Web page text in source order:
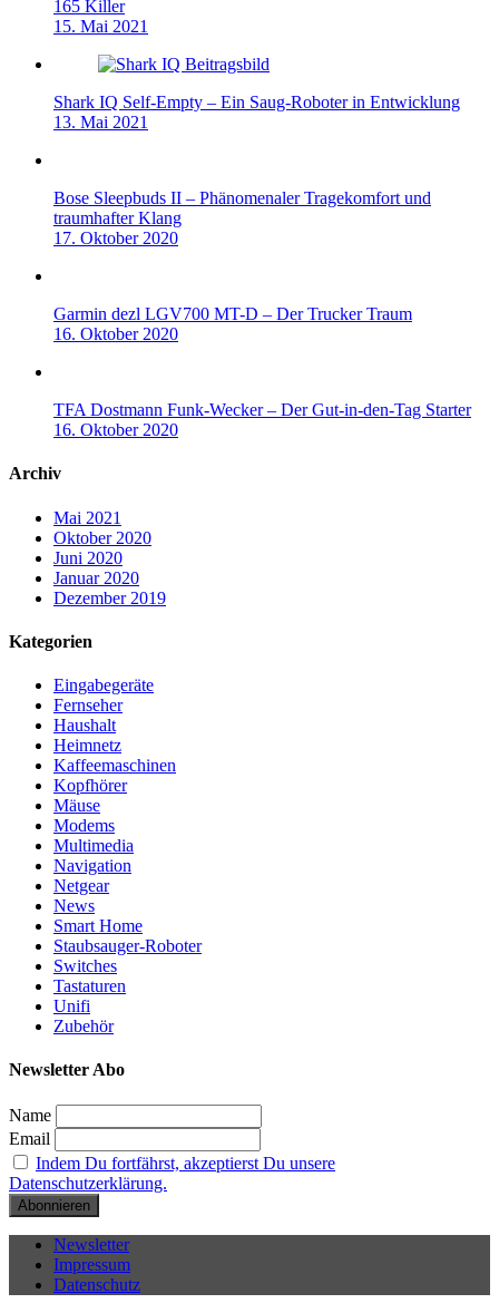
165 Killer
15. Mai 2021
Shark IQ Self-Empty – Ein Saug-Roboter in Entwicklung
13. Mai 2021
Bose Sleepbuds II – Phänomenaler Tragekomfort und
traumhafter Klang
17. Oktober 2020
Garmin dezl LGV700 MT-D – Der Trucker Traum
16. Oktober 2020
TFA Dostmann Funk-Wecker – Der Gut-in-den-Tag Starter
16. Oktober 2020
Archiv
Mai 2021
Oktober 2020
Juni 2020
Januar 2020
Dezember 2019
Kategorien
Eingabegeräte
Fernseher
Haushalt
Heimnetz
Kaffeemaschinen
Kopfhörer
Mäuse
Modems
Multimedia
Navigation
Netgear
News
Smart Home
Staubsauger-Roboter
Switches
Tastaturen
Unifi
Zubehör
Newsletter Abo
Name
Email
Indem Du fortfährst, akzeptierst Du unsere
Datenschutzerklärung.
Newsletter
Impressum
Datenschutz